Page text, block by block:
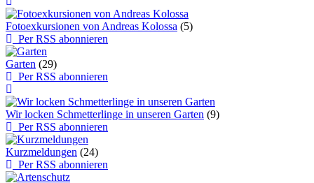
Fotoexkursionen von Andreas Kolossa (5)
Per RSS abonnieren
Garten (29)
Per RSS abonnieren
Wir locken Schmetterlinge in unseren Garten (9)
Per RSS abonnieren
Kurzmeldungen (24)
Per RSS abonnieren